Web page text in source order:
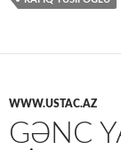
WWW.USTAC.AZ
GƏNC